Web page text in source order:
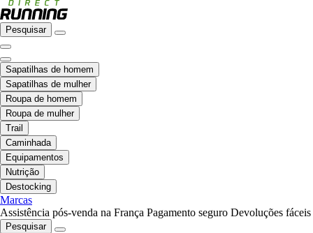
Pesquisar
Sapatilhas de homem
Sapatilhas de mulher
Roupa de homem
Roupa de mulher
Trail
Caminhada
Equipamentos
Nutrição
Destocking
Marcas
Assistência pós-venda na França Pagamento seguro Devoluções fáceis
Pesquisar